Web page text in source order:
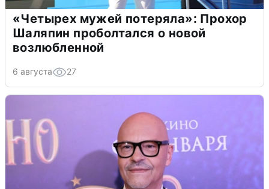
«Четырех мужей потеряла»: Прохор
Шаляпин проболтался о новой
возлюбленной
6 августа 27